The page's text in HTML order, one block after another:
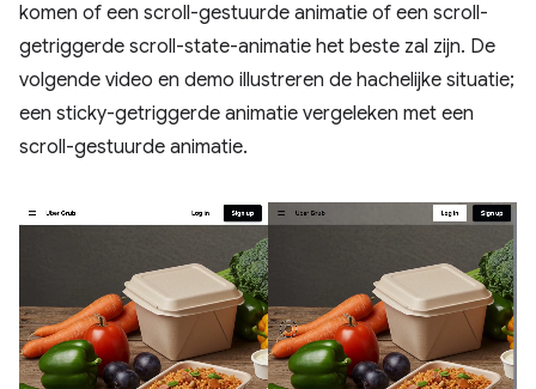
komen of een scroll-gestuurde animatie of een scroll-
getriggerde scroll-state-animatie het beste zal zijn. De
volgende video en demo illustreren de hachelijke situatie;
een sticky-getriggerde animatie vergeleken met een
scroll-gestuurde animatie.